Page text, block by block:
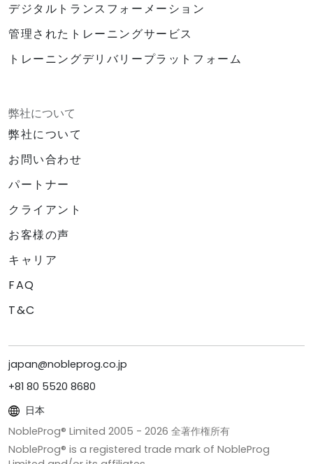
デジタルトランスフォーメーション
管理されたトレーニングサービス
トレーニングデリバリープラットフォーム
弊社について
弊社について
お問い合わせ
パートナー
クライアント
お客様の声
キャリア
FAQ
T&C
japan@nobleprog.co.jp
+81 80 5520 8680
日本
NobleProg® Limited 2005 - 2026 全著作権所有
NobleProg® is a registered trade mark of NobleProg